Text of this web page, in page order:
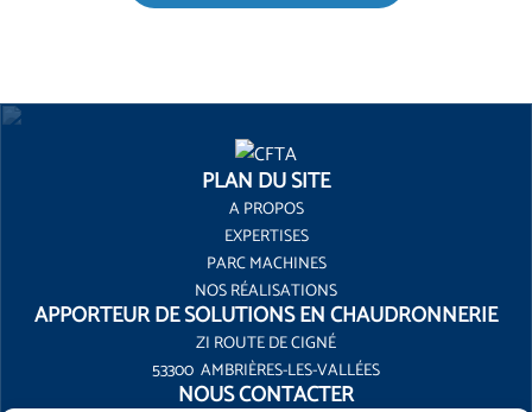
PLAN DU SITE
A PROPOS
EXPERTISES
PARC MACHINES
NOS RÉALISATIONS
APPORTEUR DE SOLUTIONS EN CHAUDRONNERIE
ZI ROUTE DE CIGNÉ
53300 AMBRIÈRES-LES-VALLÉES
NOUS CONTACTER